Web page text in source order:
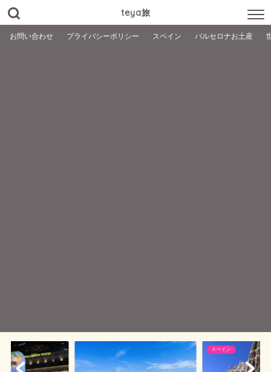
teya旅
お問い合わせ プライバシーポリシー スペイン バルセロナお土産
バルセロナお土産